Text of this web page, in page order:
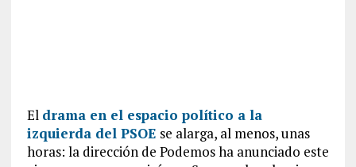
El drama en el espacio político a la
izquierda del PSOE se alarga, al menos, unas
horas: la dirección de Podemos ha anunciado este